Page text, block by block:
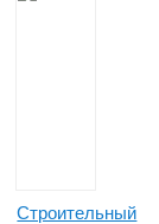
Строительный